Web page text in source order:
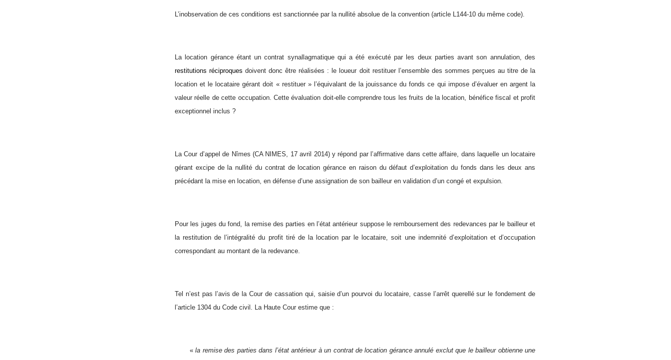
L’inobservation de ces conditions est sanctionnée par la nullité absolue de la convention (article L144-10 du même code).
La location gérance étant un contrat synallagmatique qui a été exécuté par les deux parties avant son annulation, des
restitutions réciproques doivent donc être réalisées : le loueur doit restituer l’ensemble des sommes perçues au titre de la
location et le locataire gérant doit « restituer » l’équivalant de la jouissance du fonds ce qui impose d’évaluer en argent la
valeur réelle de cette occupation. Cette évaluation doit-elle comprendre tous les fruits de la location, bénéfice fiscal et profit
exceptionnel inclus ?
La Cour d’appel de Nîmes (CA NIMES, 17 avril 2014) y répond par l’affirmative dans cette affaire, dans laquelle un locataire
gérant excipe de la nullité du contrat de location gérance en raison du défaut d’exploitation du fonds dans les deux ans
précédant la mise en location, en défense d’une assignation de son bailleur en validation d’un congé et expulsion.
Pour les juges du fond, la remise des parties en l’état antérieur suppose le remboursement des redevances par le bailleur et
la restitution de l’intégralité du profit tiré de la location par le locataire, soit une indemnité d’exploitation et d’occupation
correspondant au montant de la redevance.
Tel n’est pas l’avis de la Cour de cassation qui, saisie d’un pourvoi du locataire, casse l’arrêt querellé sur le fondement de
l’article 1304 du Code civil. La Haute Cour estime que :
«la remise des parties dans l’état antérieur à un contrat de location gérance annulé exclut que le bailleur obtienne une